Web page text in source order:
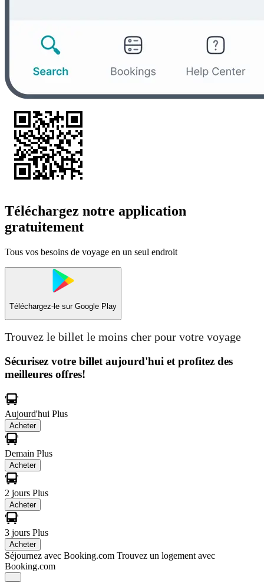
Téléchargez notre application
gratuitement
Tous vos besoins de voyage en un seul endroit
Téléchargez-le sur Google Play
Trouvez le billet le moins cher pour votre voyage
Sécurisez votre billet aujourd'hui et profitez des
meilleures offres!
Aujourd'hui Plus
Acheter
Demain Plus
Acheter
2 jours Plus
Acheter
3 jours Plus
Acheter
Séjournez avec Booking.com Trouvez un logement avec
Booking.com